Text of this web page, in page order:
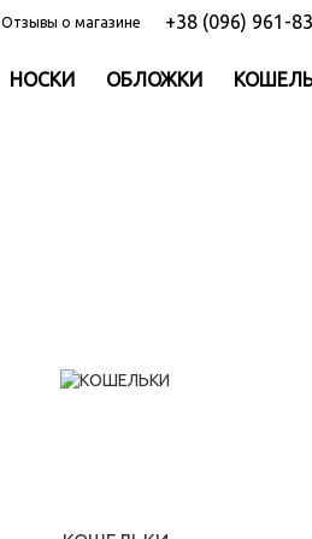
Отзывы о магазине +38 (096) 961-
НОСКИ ОБЛОЖКИ